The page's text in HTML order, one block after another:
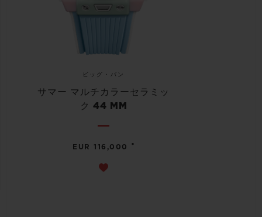
ビッグ・バン
サマー マルチカラーセラミッ
ク 44 MM
EUR 116,000 •